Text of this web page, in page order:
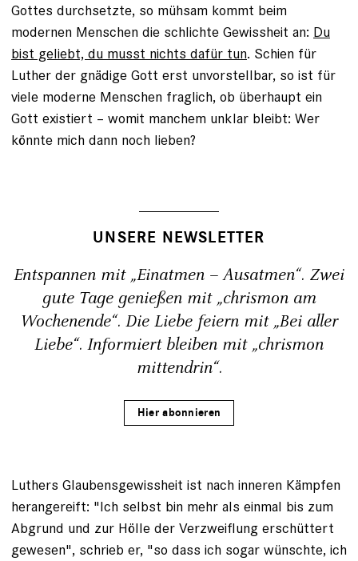
Gottes durchsetzte, so mühsam kommt beim
modernen Menschen die schlichte Gewissheit an: Du
bist geliebt, du musst nichts dafür tun. Schien für
Luther der gnädige Gott erst unvorstellbar, so ist für
viele moderne Menschen fraglich, ob überhaupt ein
Gott existiert – womit manchem unklar bleibt: Wer
könnte mich dann noch lieben?
UNSERE NEWSLETTER
Entspannen mit „Einatmen – Ausatmen“. Zwei
gute Tage genießen mit „chrismon am
Wochenende“. Die Liebe feiern mit „Bei aller
Liebe“. Informiert bleiben mit „chrismon
mittendrin“.
Hier abonnieren
Luthers Glaubensgewissheit ist nach inneren Kämpfen
herangereift: "Ich selbst bin mehr als einmal bis zum
Abgrund und zur Hölle der Verzweiflung erschüttert
gewesen", schrieb er, "so dass ich sogar wünschte, ich